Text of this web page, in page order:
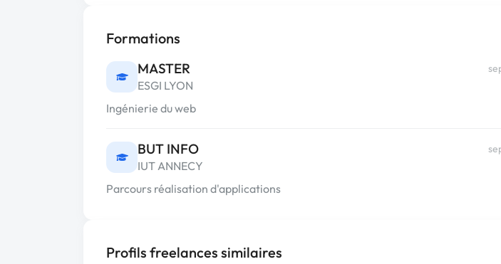
Formations
MASTER
ESGI LYON
Ingénierie du web
BUT INFO
IUT ANNECY
Parcours réalisation d'applications
Profils freelances similaires